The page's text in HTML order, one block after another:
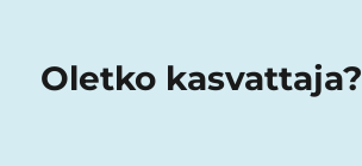
Oletko kasvattaja?